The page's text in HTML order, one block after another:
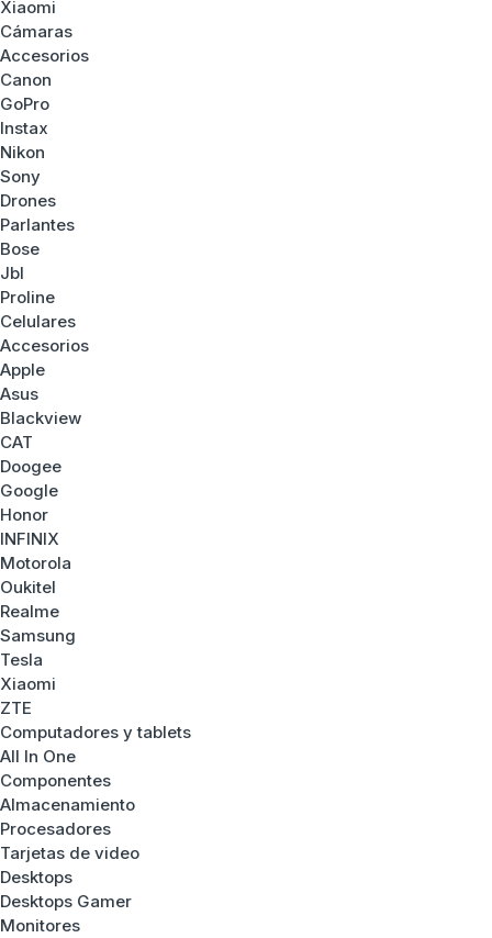
Xiaomi
Cámaras
Accesorios
Canon
GoPro
Instax
Nikon
Sony
Drones
Parlantes
Bose
Jbl
Proline
Celulares
Accesorios
Apple
Asus
Blackview
CAT
Doogee
Google
Honor
INFINIX
Motorola
Oukitel
Realme
Samsung
Tesla
Xiaomi
ZTE
Computadores y tablets
All In One
Componentes
Almacenamiento
Procesadores
Tarjetas de video
Desktops
Desktops Gamer
Monitores